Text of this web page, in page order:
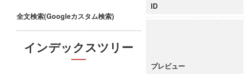
全文検索(Googleカスタム検索)
インデックスツリー
ID
プレビュー